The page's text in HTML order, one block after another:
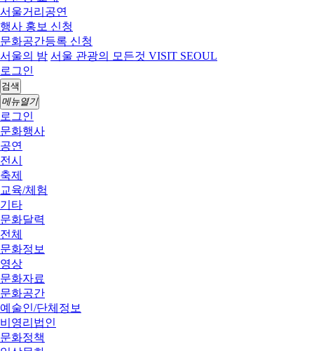
서울거리공연
행사 홍보 신청
문화공간등록 신청
서울의 밤 서울 관광의 모든것 VISIT SEOUL
로그인
검색
메뉴열기
로그인
문화행사
공연
전시
축제
교육/체험
기타
문화달력
전체
문화정보
영상
문화자료
문화공간
예술인/단체정보
비영리법인
문화정책